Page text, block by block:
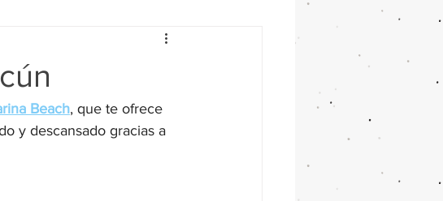
Beach, que te ofrece
y descansado gracias a